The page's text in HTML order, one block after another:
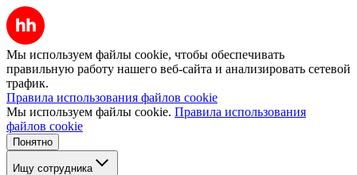
Мы используем файлы cookie, чтобы обеспечивать
правильную работу нашего веб-сайта и анализировать сетевой
трафик.
Правила использования файлов cookie
Мы используем файлы cookie. Правила использования
файлов cookie
Понятно
Ищу сотрудника